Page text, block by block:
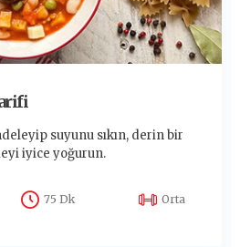
suyunu sıkın, derin bir
iyice yoğurun.
75 Dk Orta